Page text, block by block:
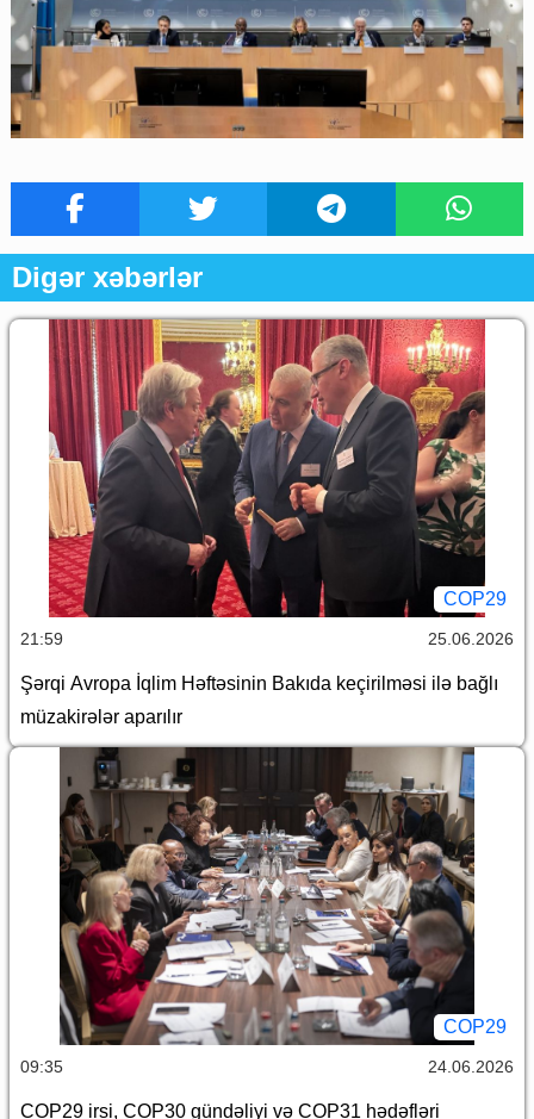
Digər xəbərlər
COP29
21:59 25.06.2026
Şərqi Avropa İqlim Həftəsinin Bakıda keçirilməsi ilə bağlı
müzakirələr aparılır
COP29
09:35 24.06.2026
COP29 irsi, COP30 gündəliyi və COP31 hədəfləri